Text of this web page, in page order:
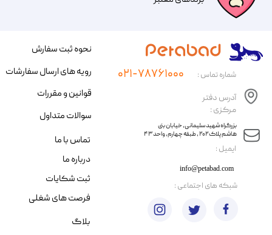
​ایمیل :
آدرس دفتر
مرکزی :
info@petabad.com
​​بزرگراه شهید سلیمانی، خیابان بنی
هاشم پلاک ۲۰۲ ، طبقه چهارم، واحد ۴۳
شماره تماس : ۰۲۱-۷۸۷۶۱۰۰۰
نحوه ثبت سفارش
رویه های ارسال سفارشات
قوانین و مقررات
سوالات متداول
تماس با ما
درباره ما
ثبت شکایات
فرصت های شغلی
​شبکه های اجتماعی :
بلاگ